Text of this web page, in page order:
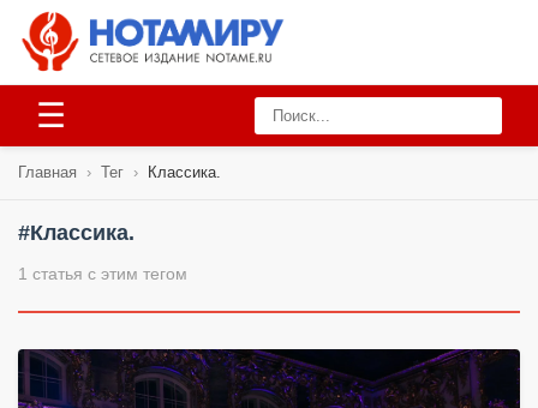
☰
Главная › Тег › Классика.
#Классика.
1 статья с этим тегом